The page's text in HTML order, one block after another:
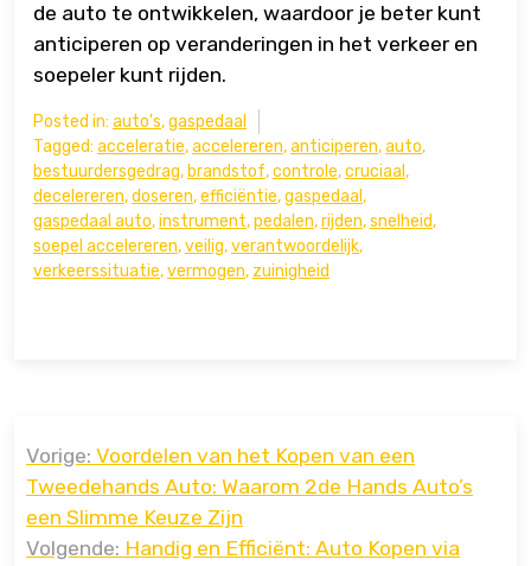
de auto te ontwikkelen, waardoor je beter kunt
anticiperen op veranderingen in het verkeer en
soepeler kunt rijden.
Posted in: auto's,gaspedaal
Tagged: acceleratie,accelereren,anticiperen,auto,
bestuurdersgedrag, brandstof,controle,cruciaal ,
decelereren,doseren,efficiëntie,gaspedaal ,
gaspedaal auto,instrument,pedalen,rijden,snelheid,
soepel accelereren,veilig,verantwoordelijk,
verkeerssituatie,vermogen, zuinigheid
navigatie
Vorige: Voordelen van het Kopen van een
Tweedehands Auto: Waarom 2de Hands Auto’s
een Slimme Keuze Zijn
Volgende: Handig en Efficiënt: Auto Kopen via